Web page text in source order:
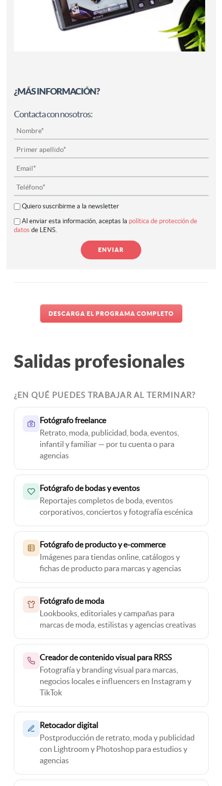
¿MÁS INFORMACIÓN?
Contacta con nosotros:
Quiero suscribirme a la newsletter
Al enviar esta información, aceptas la política de protección de
datos de LENS.
DESCARGA EL PROGRAMA COMPLETO
Salidas profesionales
¿EN QUÉ PUEDES TRABAJAR AL TERMINAR?
Fotógrafo freelance
Retrato, moda, publicidad, boda, eventos,
infantil y familiar — por tu cuenta o para
agencias
Fotógrafo de bodas y eventos
Reportajes completos de boda, eventos
corporativos, conciertos y fotografía escénica
Fotógrafo de producto y e-commerce
Imágenes para tiendas online, catálogos y
fichas de producto para marcas y agencias
Fotógrafo de moda
Lookbooks, editoriales y campañas para
marcas de moda, estilistas y agencias creativas
Creador de contenido visual para RRSS
Fotografía y branding visual para marcas,
negocios locales e influencers en Instagram y
TikTok
Retocador digital
Postproducción de retrato, moda y publicidad
con Lightroom y Photoshop para estudios y
agencias